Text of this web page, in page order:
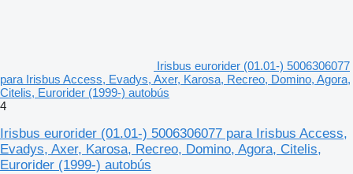
Irisbus eurorider (01.01-) 5006306077
para Irisbus Access, Evadys, Axer, Karosa, Recreo, Domino, Agora,
Citelis, Eurorider (1999-) autobús
4
Irisbus eurorider (01.01-) 5006306077 para Irisbus Access,
Evadys, Axer, Karosa, Recreo, Domino, Agora, Citelis,
Eurorider (1999-) autobús